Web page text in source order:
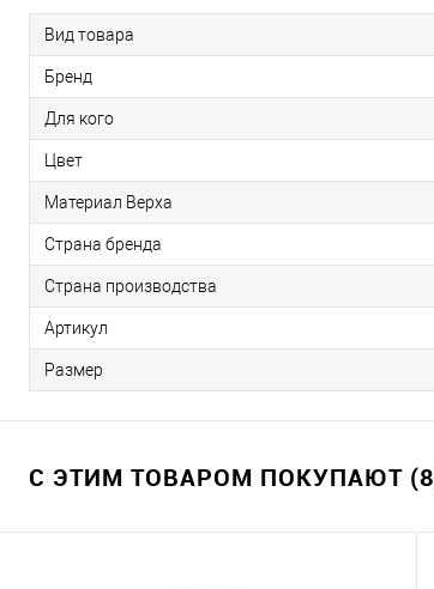
Вид товара
Бренд
Для кого
Цвет
Материал Верха
Страна бренда
Страна производства
Артикул
Размер
С ЭТИМ ТОВАРОМ ПОКУПАЮТ